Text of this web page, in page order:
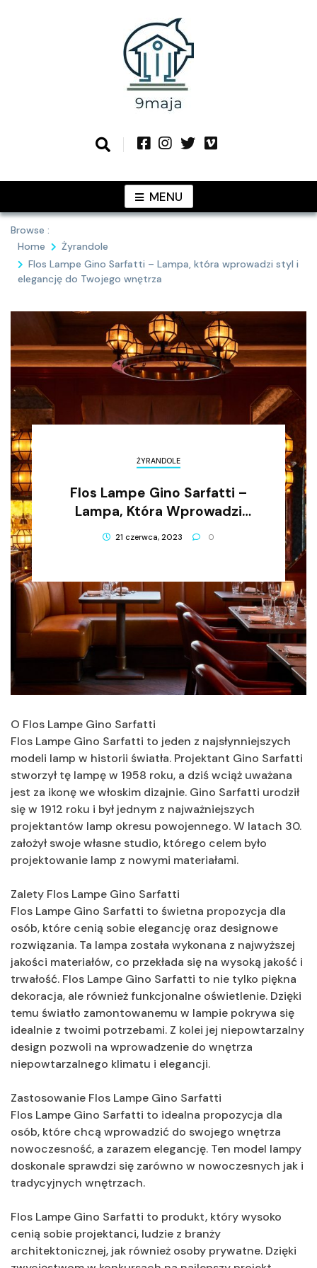
9MAJApomysłami
MENU
Browse :
Home
Żyrandole
Flos Lampe Gino Sarfatti – Lampa, która wprowadzi styl i
elegancję do Twojego wnętrza
ŻYRANDOLE
Flos Lampe Gino Sarfatti –
Lampa, Która Wprowadzi
Styl I Elegancję Do Twojego
21 czerwca, 2023 0
O Flos Lampe Gino Sarfatti
Flos Lampe Gino Sarfatti to jeden z najsłynniejszych
modeli lamp w historii światła. Projektant Gino Sarfatti
stworzył tę lampę w 1958 roku, a dziś wciąż uważana
jest za ikonę we włoskim dizajnie. Gino Sarfatti urodził
się w 1912 roku i był jednym z najważniejszych
projektantów lamp okresu powojennego. W latach 30.
założył swoje własne studio, którego celem było
projektowanie lamp z nowymi materiałami.
Zalety Flos Lampe Gino Sarfatti
Flos Lampe Gino Sarfatti to świetna propozycja dla
osób, które cenią sobie elegancję oraz designowe
rozwiązania. Ta lampa została wykonana z najwyższej
jakości materiałów, co przekłada się na wysoką jakość i
trwałość. Flos Lampe Gino Sarfatti to nie tylko piękna
dekoracja, ale również funkcjonalne oświetlenie. Dzięki
temu światło zamontowanemu w lampie pokrywa się
idealnie z twoimi potrzebami. Z kolei jej niepowtarzalny
design pozwoli na wprowadzenie do wnętrza
niepowtarzalnego klimatu i elegancji.
Zastosowanie Flos Lampe Gino Sarfatti
Flos Lampe Gino Sarfatti to idealna propozycja dla
osób, które chcą wprowadzić do swojego wnętrza
nowoczesność, a zarazem elegancję. Ten model lampy
doskonale sprawdzi się zarówno w nowoczesnych jak i
tradycyjnych wnętrzach.
Flos Lampe Gino Sarfatti to produkt, który wysoko
cenią sobie projektanci, ludzie z branży
architektonicznej, jak również osoby prywatne. Dzięki